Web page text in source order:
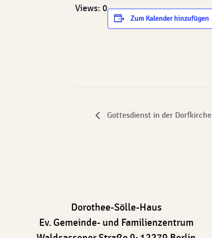
Views: 0
Zum Kalender hinzufügen
Gottesdienst in der Dorfkirche
Dorothee-Sölle-Haus
Ev. Gemeinde- und Familienzentrum